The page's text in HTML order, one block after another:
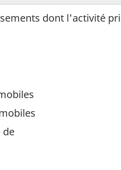
dont l'activité
de